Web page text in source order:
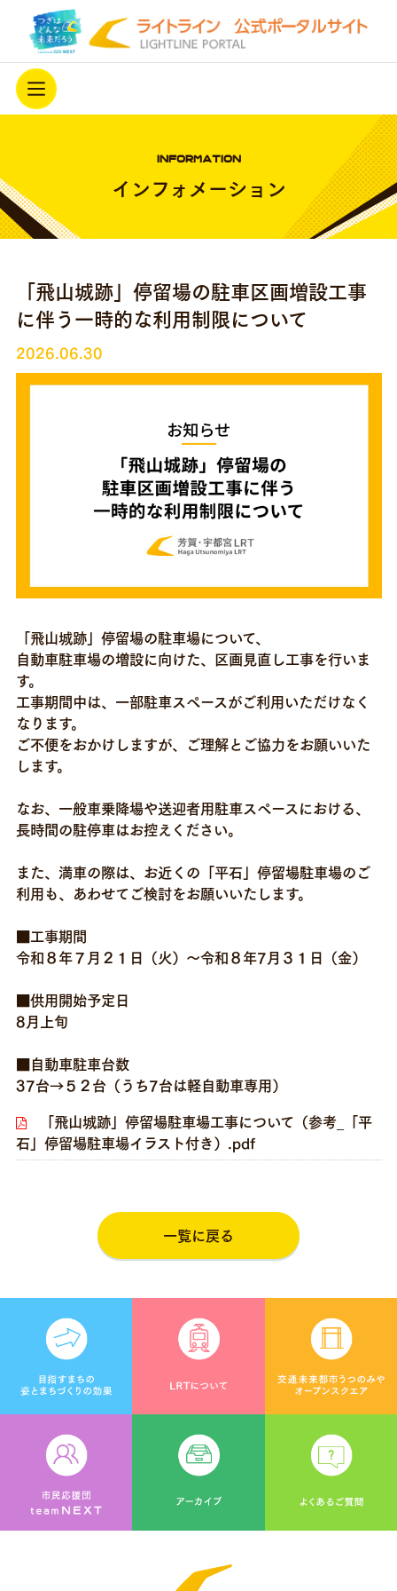
駅西側延伸
ライトラインを応援する
開業3周年キャンペーン中！
プライバシーポリシー
INFORMATION
インフォメーション
「飛山城跡」停留場の駐車区画増設工事
に伴う一時的な利用制限について
2026.06.30
「飛山城跡」停留場の駐車場について、
自動車駐車場の増設に向けた、区画見直し工事を行いま
す。
工事期間中は、一部駐車スペースがご利用いただけなく
なります。
ご不便をおかけしますが、ご理解とご協力をお願いいた
します。
なお、一般車乗降場や送迎者用駐車スペースにおける、
長時間の駐停車はお控えください。
また、満車の際は、お近くの「平石」停留場駐車場のご
利用も、あわせてご検討をお願いいたします。
■工事期間
令和８年７月２１日（火）～令和８年7月３１日（金）
■供用開始予定日
8月上旬
■自動車駐車台数
37台→５２台（うち7台は軽自動車専用）
「飛山城跡」停留場駐車場工事について（参考_「平
石」停留場駐車場イラスト付き）.pdf
一覧に戻る